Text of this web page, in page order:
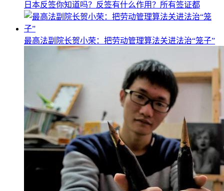
日本反签你知道吗？反签有什么作用？所有签证都
最高法副院长贺小荣：把劳动管理算法关进法治“笼子”